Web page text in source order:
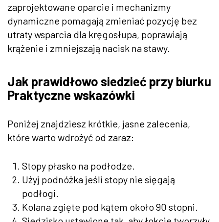
zaprojektowane oparcie i mechanizmy
dynamiczne pomagają zmieniać pozycję bez
utraty wsparcia dla kręgosłupa, poprawiają
krążenie i zmniejszają nacisk na stawy.
Jak prawidłowo siedzieć przy biurku
Praktyczne wskazówki
Poniżej znajdziesz krótkie, jasne zalecenia,
które warto wdrożyć od zaraz:
Stopy płasko na podłodze.
Użyj podnóżka jeśli stopy nie sięgają
podłogi.
Kolana zgięte pod kątem około 90 stopni.